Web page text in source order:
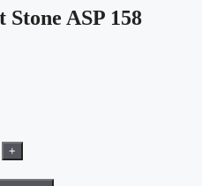
ASP 158
+